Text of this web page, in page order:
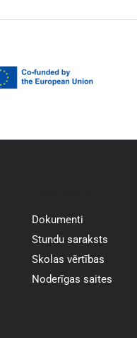
Dokumenti
Stundu saraksts
Skolas vērtības
Noderīgas saites